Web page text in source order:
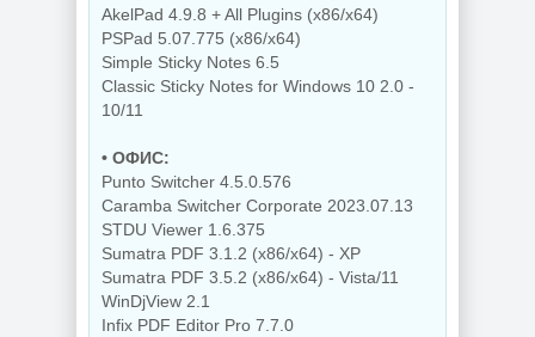
AkelPad 4.9.8 + All Plugins (x86/x64)
PSPad 5.07.775 (x86/x64)
Simple Sticky Notes 6.5
Classic Sticky Notes for Windows 10 2.0 -
10/11
• ОФИС:
Punto Switcher 4.5.0.576
Caramba Switcher Corporate 2023.07.13
STDU Viewer 1.6.375
Sumatra PDF 3.1.2 (x86/x64) - XP
Sumatra PDF 3.5.2 (x86/x64) - Vista/11
WinDjView 2.1
Infix PDF Editor Pro 7.7.0